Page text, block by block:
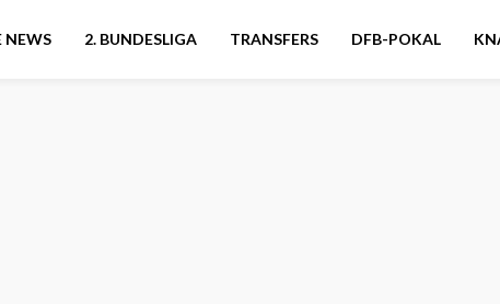
NEWS 2. BUNDESLIGA TRANSFERS DFB-POKAL